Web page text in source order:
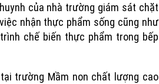
của nhà trường giám sát chặt
nhận thực phẩm sống cũng như
chế biến thực phẩm trong bếp
tại trường Mầm non chất lượng cao